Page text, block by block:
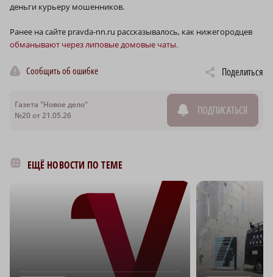
деньги курьеру мошенников.
Ранее на сайте pravda-nn.ru рассказывалось, как нижегородцев
обманывают через липовые домовые чаты.
Сообщить об ошибке Поделиться
Газета "Новое дело"
№20 от 21.05.26
ПОДПИСАТЬСЯ
ЕЩЁ НОВОСТИ ПО ТЕМЕ